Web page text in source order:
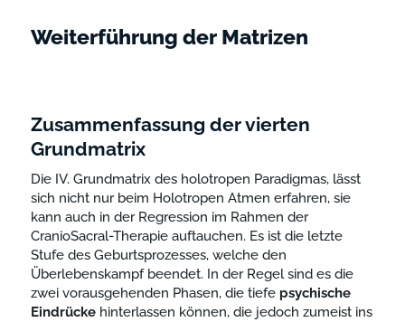
Weiterführung der Matrizen
Zusammenfassung der vierten
Grundmatrix
Die IV. Grundmatrix des holotropen Paradigmas, lässt
sich nicht nur beim Holotropen Atmen erfahren, sie
kann auch in der Regression im Rahmen der
CranioSacral-Therapie auftauchen. Es ist die letzte
Stufe des Geburtsprozesses, welche den
Überlebenskampf beendet. In der Regel sind es die
zwei vorausgehenden Phasen, die tiefe psychische
Eindrückehinterlassen können, die jedoch zumeist ins